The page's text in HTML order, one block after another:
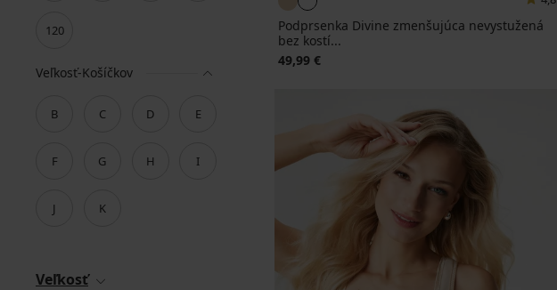
120
Veľkosť-Košíčkov
B C D E
F G H I
J K
Veľkosť
Podprsenka Divine zmenšujúca nevystužená
bez kostí...
49,99 €